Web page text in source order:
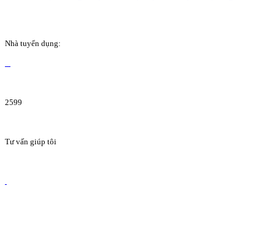
Nhà tuyển dụng:
2599
Tư vấn giúp tôi